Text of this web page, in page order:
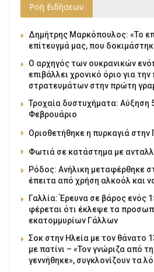
Ροή Ειδήσεων
Δημήτρης Μαρκόπουλος: «Το
επίτευγμά μας, που
Ο αρχηγός των ουκρανικών
επιβάλλει χρονικό όριο για
στρατευμάτων στην πρώτη
Τροχαία δυστυχήματα: Αύξηση
Φεβρουάριο
Οριοθετήθηκε η πυρκαγιά στην
Φωτιά σε κατάστημα με
Ρόδος: Ανήλικη μεταφέρθηκε
έπειτα από χρήση αλκοόλ και
Γαλλία: Έρευνα σε βάρος ενός
φέρεται ότι έκλεψε τα
εκατομμυρίων Γάλλων
Σοκ στην Ηλεία με τον θάνατο
με πατίνι – «Τον γνώριζα από
γεννήθηκε», συγκλονίζουν τα